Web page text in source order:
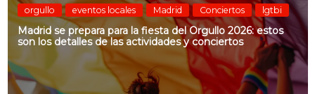
orgullo eventos locales Madrid Conciertos lgtbi
Madrid se prepara para la fiesta del Orgullo 2026: estos
son los detalles de las actividades y conciertos